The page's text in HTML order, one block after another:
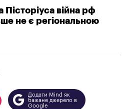
війна рф
не є регіональною
Додати Mind як
бажане джерело в
Google